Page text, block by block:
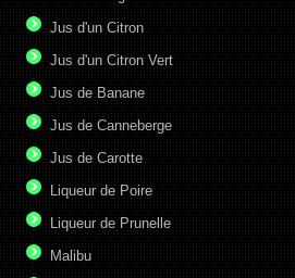
Jus d'un Citron
Jus d'un Citron Vert
Jus de Banane
Jus de Canneberge
Jus de Carotte
Liqueur de Poire
Liqueur de Prunelle
Malibu